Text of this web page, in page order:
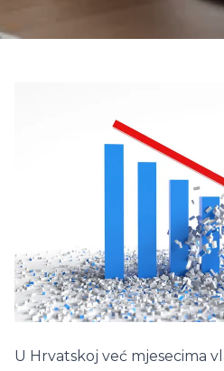
U Hrvatskoj već mjesecima